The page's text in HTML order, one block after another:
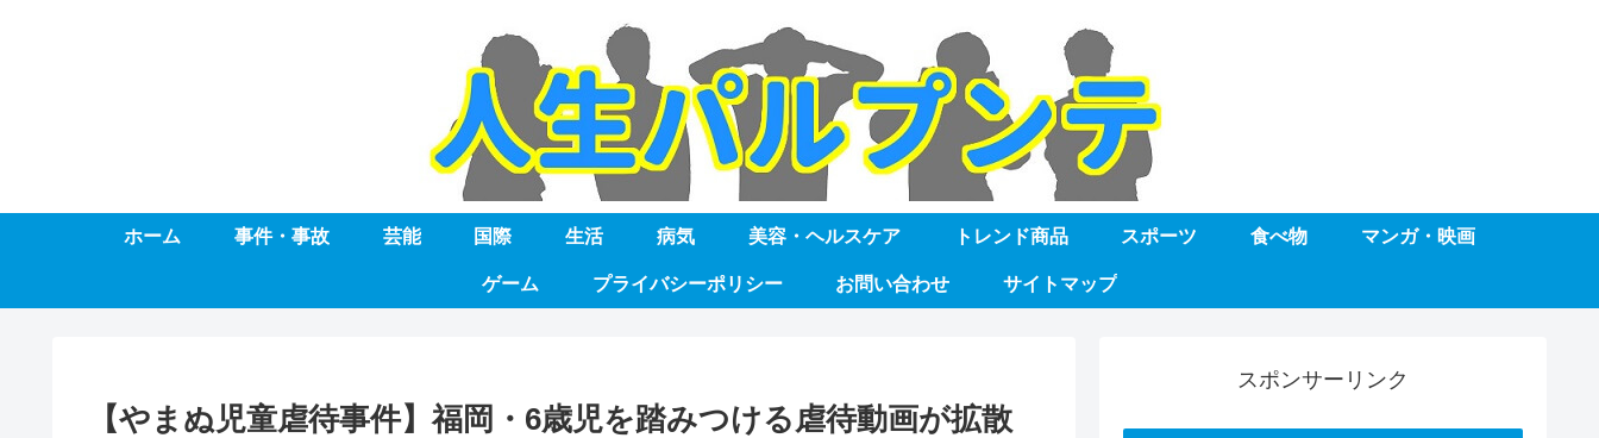
ホーム 事件・事故 芸能 国際 生活 病気 美容・ヘルスケア トレンド商品 スポーツ 食べ物 マンガ・映画
ゲーム プライバシーポリシー お問い合わせ サイトマップ
【やまぬ児童虐待事件】福岡・6歳児を踏みつける虐待動画が拡散
スポンサーリンク